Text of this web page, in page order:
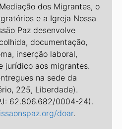
dos Migrantes, o
e a Igreja Nossa
Paz desenvolve
documentação,
inserção laboral,
jurídico aos migrantes.
na sede da
225, Liberdade).
62.806.682/0004-24).
doar.